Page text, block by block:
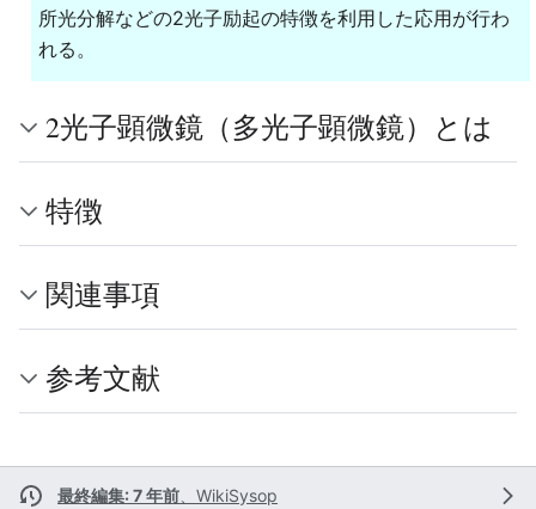
所光分解などの2光子励起の特徴を利用した応用が行わ
れる。
2光子顕微鏡（多光子顕微鏡）とは
特徴
関連事項
参考文献
最終編集: 7 年前 WikiSysop